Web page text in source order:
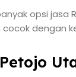
opsi jasa
cocok dengan